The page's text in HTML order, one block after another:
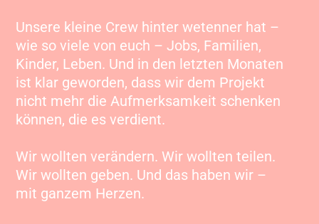
Unsere kleine Crew hinter wetenner hat –
wie so viele von euch – Jobs, Familien,
Kinder, Leben. Und in den letzten Monaten
ist klar geworden, dass wir dem Projekt
nicht mehr die Aufmerksamkeit schenken
können, die es verdient.
Wir wollten verändern. Wir wollten teilen.
Wir wollten geben. Und das haben wir –
mit ganzem Herzen.